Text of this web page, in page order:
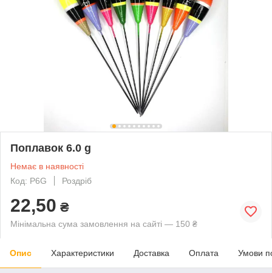
Поплавок 6.0 g
Немає в наявності
Код: P6G
Роздріб
22,50 ₴
Мінімальна сума замовлення на сайті — 150 ₴
Опис Характеристики Доставка Оплата Умови